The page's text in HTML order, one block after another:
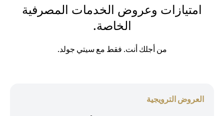
امتيازات وعروض الخدمات المصرفية
الخاصة.
من أجلك أنت. فقط مع سيتي جولد.
العروض الترويجية